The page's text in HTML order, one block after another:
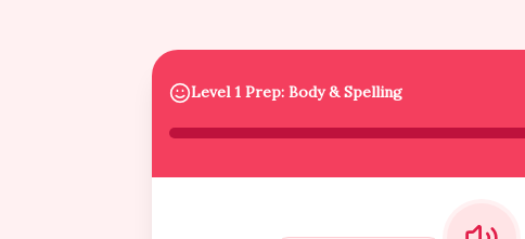
Level 1 Prep: Body & Spelling